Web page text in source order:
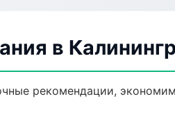
в
рекомендации,